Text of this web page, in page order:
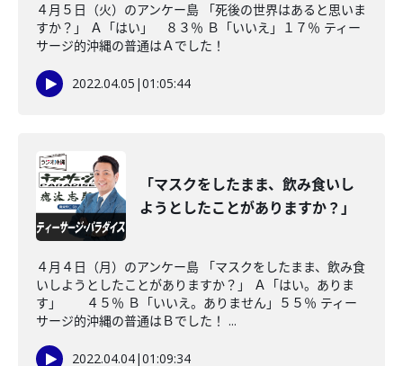
４月５日（火）のアンケー島 「死後の世界はあると思いま
すか？」 Ａ「はい」 ８３％ Ｂ「いいえ」１７％ ティー
サージ的沖縄の普通はＡでした！
2022.04.05 |01:05:44
「マスクをしたまま、飲み食いし
ようとしたことがありますか？」
４月４日（月）のアンケー島 「マスクをしたまま、飲み食
いしようとしたことがありますか？」 Ａ「はい。ありま
す」 ４５％ Ｂ「いいえ。ありません」５５％ ティー
サージ的沖縄の普通はＢでした！ ...
2022.04.04|01:09:34